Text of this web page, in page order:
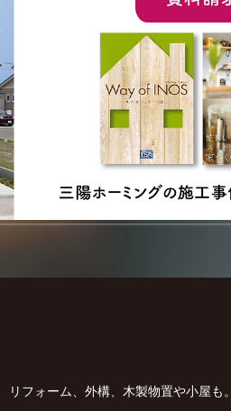
リフォーム、外構、木製物置や小屋も。